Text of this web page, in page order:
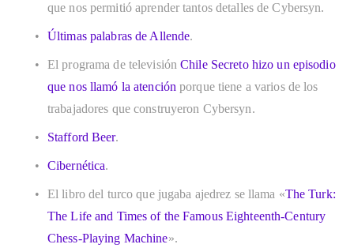
que nos permitió aprender tantos detalles de Cybersyn.
Últimas palabras de Allende.
El programa de televisión Chile Secreto hizo un episodio
que nos llamó la atención porque tiene a varios de los
trabajadores que construyeron Cybersyn.
Stafford Beer.
Cibernética.
El libro del turco que jugaba ajedrez se llama «The Turk:
The Life and Times of the Famous Eighteenth-Century
Chess-Playing Machine».